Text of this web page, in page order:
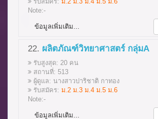
Note:-
ข้อมูลเพิ่มเติม...
22. ผลิตภัณฑ์วิทยาศาสตร์ กลุ่มA
รับสูงสุด: 20 คน
สถานที่: 513
ผู้ดูแล: นางสาวปาริชาติ กาทอง
รับสมัคร: ม.2 ม.3 ม.4 ม.5 ม.6
Note:-
ข้อมูลเพิ่มเติม...